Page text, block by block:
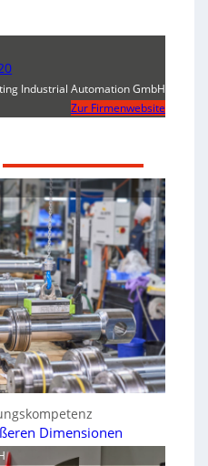
Industrial Automation GmbH
Zur Firmenwebsite
Dimensionen